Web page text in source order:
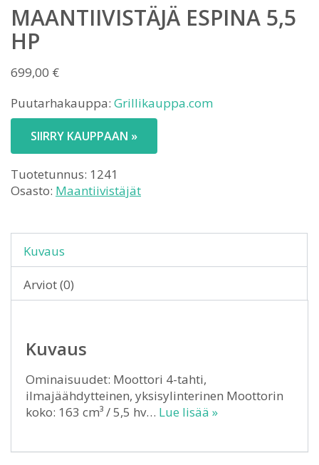
MAANTIIVISTÄJÄ ESPINA 5,5
HP
699,00 €
Puutarhakauppa: Grillikauppa.com
SIIRRY KAUPPAAN »
Tuotetunnus: 1241
Osasto: Maantiivistäjät
Kuvaus
Arviot (0)
Kuvaus
Ominaisuudet: Moottori 4-tahti,
ilmajäähdytteinen, yksisylinterinen Moottorin
koko: 163 cm³ / 5,5 hv… Lue lisää »